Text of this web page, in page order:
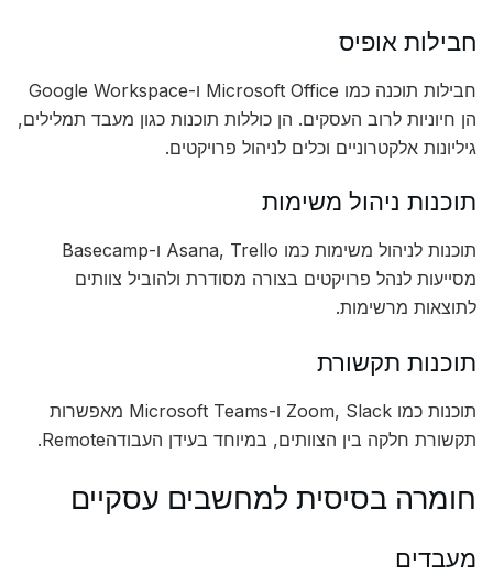
חבילות אופיס
חבילות תוכנה כמו Microsoft Office ו-Google Workspace
הן חיוניות לרוב העסקים. הן כוללות תוכנות כגון מעבד תמלילים,
גיליונות אלקטרוניים וכלים לניהול פרויקטים.
תוכנות ניהול משימות
תוכנות לניהול משימות כמו Asana, Trello ו-Basecamp
מסייעות לנהל פרויקטים בצורה מסודרת ולהוביל צוותים
לתוצאות מרשימות.
תוכנות תקשורת
תוכנות כמו Zoom, Slack ו-Microsoft Teams מאפשרות
תקשורת חלקה בין הצוותים, במיוחד בעידן העבודהRemote.
חומרה בסיסית למחשבים עסקיים
מעבדים